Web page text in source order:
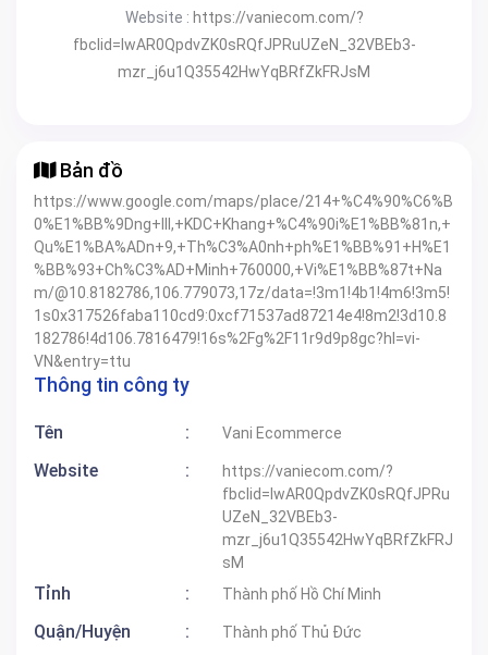
Website : https://vaniecom.com/?
fbclid=IwAR0QpdvZK0sRQfJPRuUZeN_32VBEb3-
mzr_j6u1Q35542HwYqBRfZkFRJsM
Bản đồ
https://www.google.com/maps/place/214+%C4%90%C6%B
0%E1%BB%9Dng+III,+KDC+Khang+%C4%90i%E1%BB%81n,+
Qu%E1%BA%ADn+9,+Th%C3%A0nh+ph%E1%BB%91+H%E1
%BB%93+Ch%C3%AD+Minh+760000,+Vi%E1%BB%87t+Na
m/@10.8182786,106.779073,17z/data=!3m1!4b1!4m6!3m5!
1s0x317526faba110cd9:0xcf71537ad87214e4!8m2!3d10.8
182786!4d106.7816479!16s%2Fg%2F11r9d9p8gc?hl=vi-
VN&entry=ttu
Thông tin công ty
Tên : Vani Ecommerce
Website :
https://vaniecom.com/?
fbclid=IwAR0QpdvZK0sRQfJPRu
UZeN_32VBEb3-
mzr_j6u1Q35542HwYqBRfZkFRJ
sM
Tỉnh : Thành phố Hồ Chí Minh
Quận/Huyện : Thành phố Thủ Đức